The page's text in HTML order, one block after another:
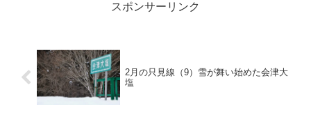
スポンサーリンク
2月の只見線（9）雪が舞い始めた会津大
塩